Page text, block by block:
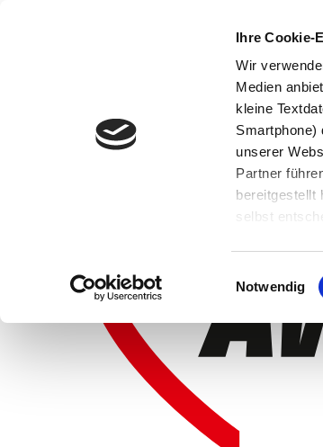
Ihre Cookie-
Wir
Medien
kleine
Smartphone)
unserer
Partner
bereitgestellt
selbst
Notwendig